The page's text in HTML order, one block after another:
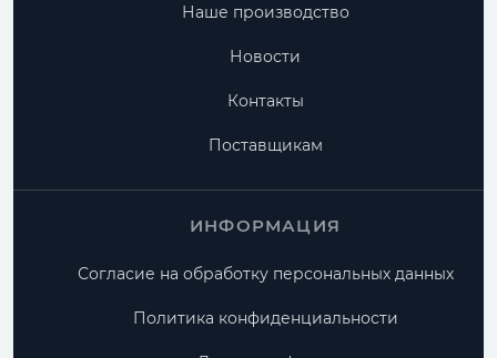
Наше производство
Новости
Контакты
Поставщикам
ИНФОРМАЦИЯ
Согласие на обработку персональных данных
Политика конфиденциальности